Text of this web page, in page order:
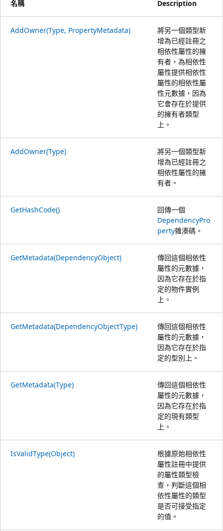
名稱 Description
AddOwner(Type, PropertyMetadata)
將另一個類型新
增為已經註冊之
相依性屬性的擁
有者，為相依性
屬性提供相依性
屬性的相依性屬
性元數據，因為
它會存在於提供
的擁有者類型
上。
AddOwner(Type)
將另一個類型新
增為已經註冊之
相依性屬性的擁
有者。
GetHashCode()
回傳一個
DependencyPro
perty雜湊碼。
GetMetadata(DependencyObject)
傳回這個相依性
屬性的元數據，
因為它存在於指
定的物件實例
上。
GetMetadata(DependencyObjectType)
傳回這個相依性
屬性的元數據，
因為它存在於指
定的型別上。
GetMetadata(Type)
傳回這個相依性
屬性的元數據，
因為它存在於指
定的現有類型
上。
IsValidType(Object)
根據原始相依性
屬性註冊中提供
的屬性類型檢
查，判斷這個相
依性屬性的類型
是否可接受指定
的值。